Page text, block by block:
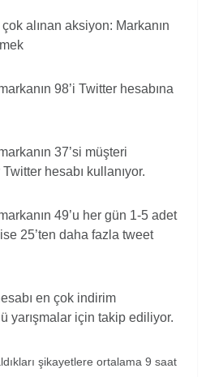
alınan aksiyon: Markanın
98’i Twitter hesabına
37’si müşteri
hesabı kullanıyor.
49’u her gün 1-5 adet
ise 25’ten daha fazla tweet
en çok indirim
yarışmalar için takip ediliyor.
şikayetlere ortalama 9 saat